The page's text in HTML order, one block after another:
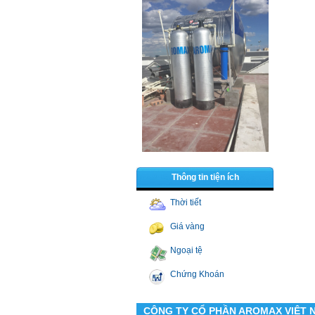
Thông tin tiện ích
Thời tiết
Giá vàng
Ngoại tệ
Chứng Khoán
CÔNG TY CỔ PHẦN AROMAX VIỆT